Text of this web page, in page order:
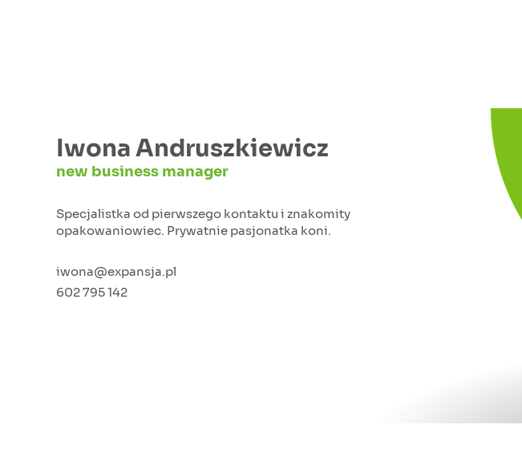
Iwona Andruszkiewicz
new business manager
Specjalistka od pierwszego kontaktu i znakomity
opakowaniowiec. Prywatnie pasjonatka koni.
iwona@expansja.pl
602 795 142